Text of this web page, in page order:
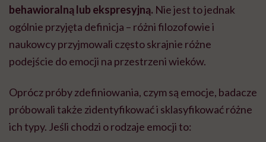
behawioralną lub ekspresyjną. Nie jest to jednak
ogólnie przyjęta definicja – różni filozofowie i
naukowcy przyjmowali często skrajnie różne
podejście do emocji na przestrzeni wieków.
Oprócz próby zdefiniowania, czym są emocje, badacze
próbowali także zidentyfikować i sklasyfikować różne
ich typy. Jeśli chodzi o rodzaje emocji to: